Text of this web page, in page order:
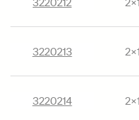
3220213
3220214